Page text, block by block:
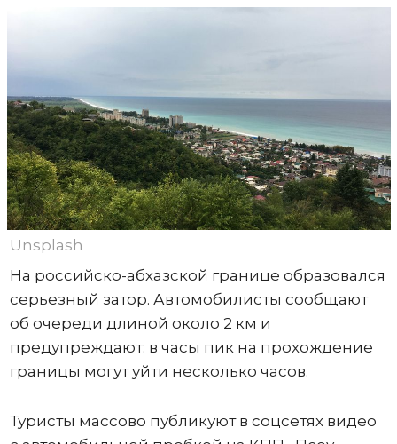
Unsplash
На российско-абхазской границе образовался
серьезный затор. Автомобилисты сообщают
об очереди длиной около 2 км и
предупреждают: в часы пик на прохождение
границы могут уйти несколько часов.
Туристы массово публикуют в соцсетях видео